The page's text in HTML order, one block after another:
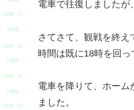
電車で往復しましたが
さてさて、観戦を終え
時間は既に18時を回っ
電車を降りて、ホーム
ました。